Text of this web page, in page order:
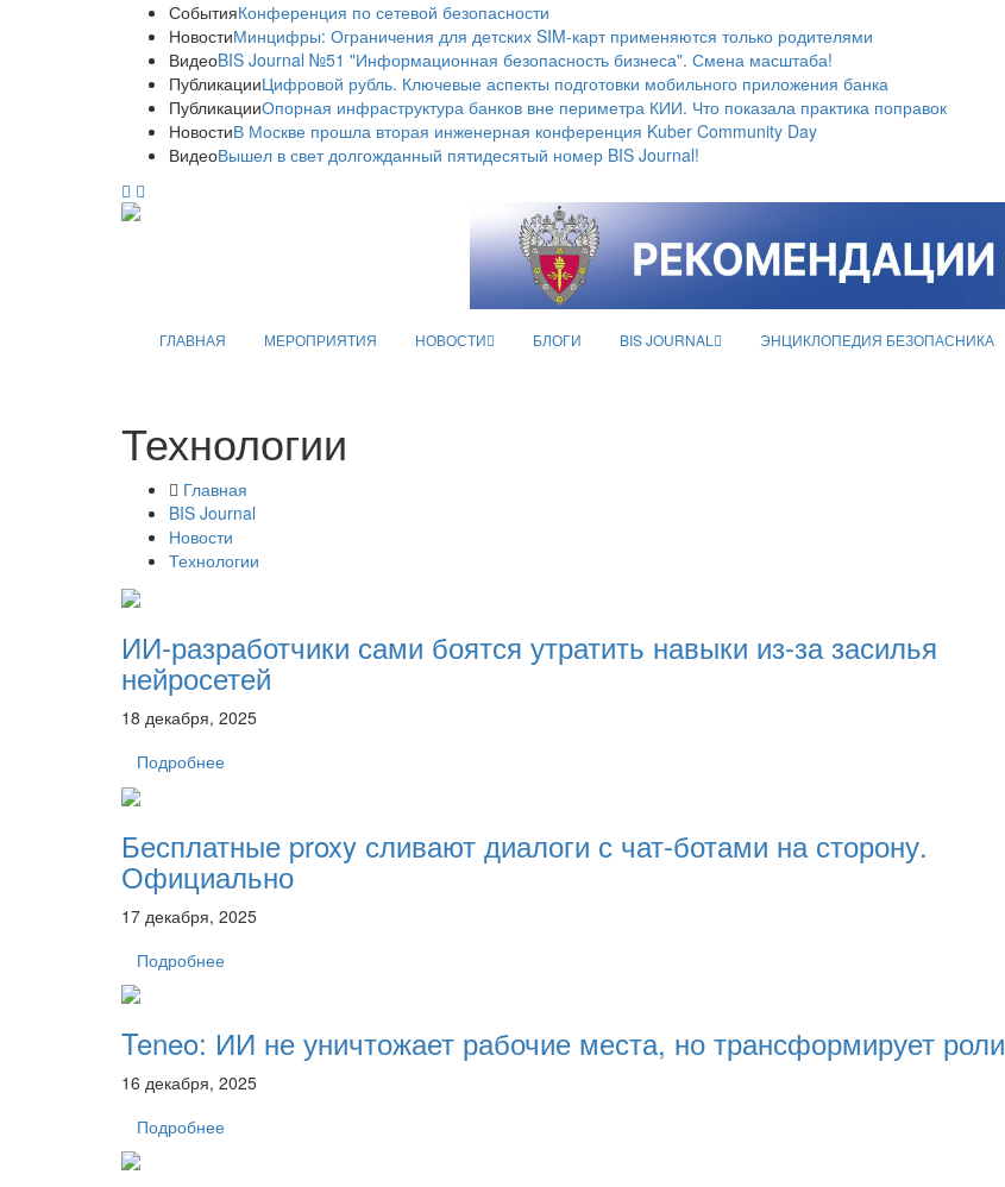
СобытияКонференция по сетевой безопасности
НовостиМинцифры: Ограничения для детских SIM-карт применяются только родителями
ВидеоBIS Journal №51 "Информационная безопасность бизнеса". Смена масштаба!
ПубликацииЦифровой рубль. Ключевые аспекты подготовки мобильного приложения банка
ПубликацииОпорная инфраструктура банков вне периметра КИИ. Что показала практика поправок
НовостиВ Москве прошла вторая инженерная конференция Kuber Community Day
ВидеоВышел в свет долгожданный пятидесятый номер BIS Journal!
ГЛАВНАЯ МЕРОПРИЯТИЯ НОВОСТИ БЛОГИ BIS JOURNAL ЭНЦИКЛОПЕДИЯ БЕЗОПАСНИКА
Технологии
Главная
BIS Journal
Новости
Технологии
ИИ-разработчики сами боятся утратить навыки из-за засилья
нейросетей
18 декабря, 2025
Подробнее
Бесплатные proxy сливают диалоги с чат-ботами на сторону.
Официально
17 декабря, 2025
Подробнее
Teneo: ИИ не уничтожает рабочие места, но трансформирует роли
16 декабря, 2025
Подробнее